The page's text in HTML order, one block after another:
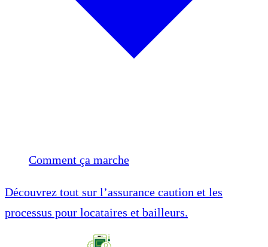
Comment ça marche
Découvrez tout sur l’assurance caution et les
processus pour locataires et bailleurs.